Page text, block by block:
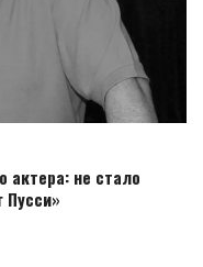
актера: не стало
Пусси»